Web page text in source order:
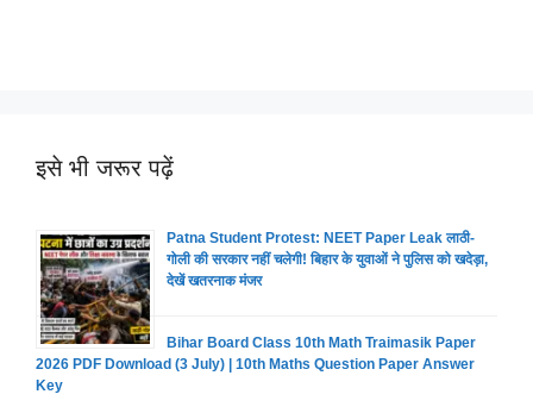
इसे भी जरूर पढ़ें
Patna Student Protest: NEET Paper Leak लाठी-
गोली की सरकार नहीं चलेगी! बिहार के युवाओं ने पुलिस को खदेड़ा,
देखें खतरनाक मंजर
Bihar Board Class 10th Math Traimasik Paper
2026 PDF Download (3 July) | 10th Maths Question Paper Answer
Key